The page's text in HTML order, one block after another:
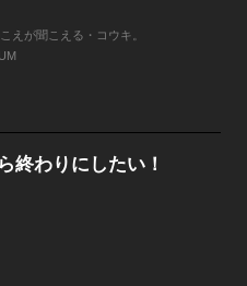
えが聞こえる・コウキ。
終わりにしたい！